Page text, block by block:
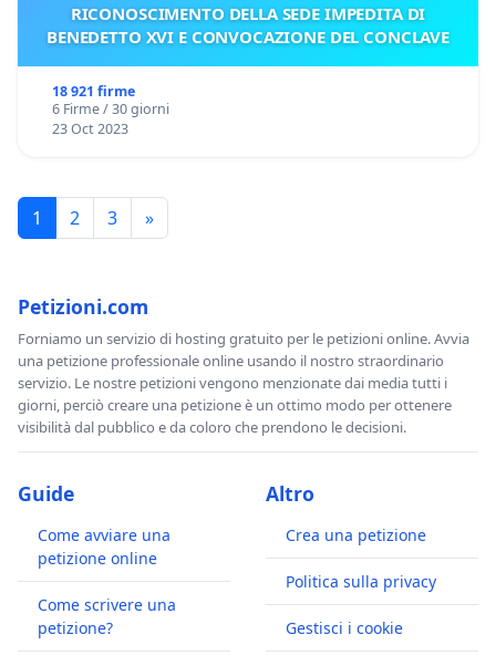
RICONOSCIMENTO DELLA SEDE IMPEDITA DI
BENEDETTO XVI E CONVOCAZIONE DEL CONCLAVE
18 921 firme
6 Firme / 30 giorni
23 Oct 2023
1 2 3 »
Petizioni.com
Forniamo un servizio di hosting gratuito per le petizioni online. Avvia
una petizione professionale online usando il nostro straordinario
servizio. Le nostre petizioni vengono menzionate dai media tutti i
giorni, perciò creare una petizione è un ottimo modo per ottenere
visibilità dal pubblico e da coloro che prendono le decisioni.
Guide
Come avviare una
petizione online
Come scrivere una
petizione?
Altro
Crea una petizione
Politica sulla privacy
Gestisci i cookie